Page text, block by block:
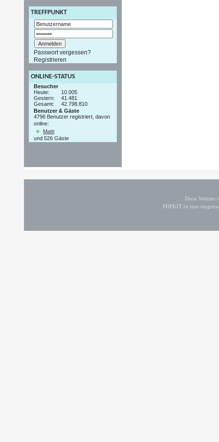
TREFFPUNKT
Passwort vergessen?
Registrieren
ONLINE-STATUS
Besucher
Heute:
10.005
Gestern:
41.481
Gesamt:
42.798.810
Benutzer & Gäste
4796 Benutzer registriert, davon
online:
Matti
und 526 Gäste
Diese
PHPKIT ist eine